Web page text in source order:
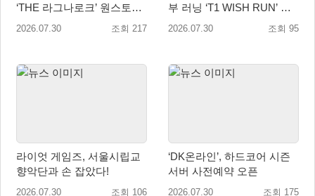
‘THE 라그나로크’ 원스토어
및 갤럭시 스토어 정식 론칭!
2026.07.30 조회 217
부 러닝 ‘T1 WISH RUN’ 개
최…수익금 전액 사회 환원
2026.07.30 조회 95
라이엇 게임즈, 서울시립교
향악단과 손 잡았다!
2026.07.30 조회 106
‘DK온라인’, 하드코어 시즌
서버 사전예약 오픈
2026.07.30 조회 175